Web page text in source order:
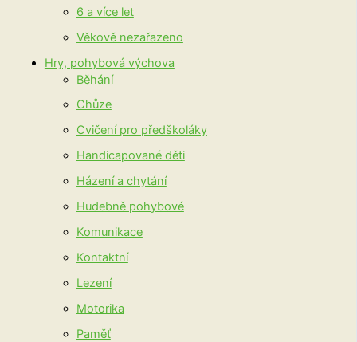
6 a více let
Věkově nezařazeno
Hry, pohybová výchova
Běhání
Chůze
Cvičení pro předškoláky
Handicapované děti
Házení a chytání
Hudebně pohybové
Komunikace
Kontaktní
Lezení
Motorika
Paměť